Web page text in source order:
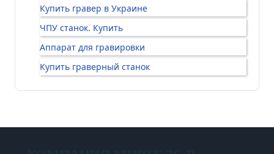
Купить гравер в Украине
ЧПУ станок. Купить
Аппарат для гравировки
Купить граверный станок